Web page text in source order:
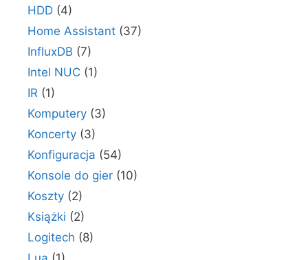
HDD (4)
Home Assistant (37)
InfluxDB (7)
Intel NUC (1)
IR (1)
Komputery (3)
Koncerty (3)
Konfiguracja (54)
Konsole do gier (10)
Koszty (2)
Książki (2)
Logitech (8)